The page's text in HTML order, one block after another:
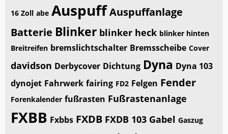
16 Zoll abe AuspuffAuspuffanlage
Batterie Blinker blinker heck blinker hinten
Breitreifen bremslichtschalter Bremsscheibe Cover
davidson Derbycover Dichtung Dyna Dyna 103
dynojet Fahrwerk fairing FD2 Felgen Fender
Forenkalender fußrasten Fußrastenanlage
FXBB Fxbbs FXDB FXDB 103 Gabel Gaszug